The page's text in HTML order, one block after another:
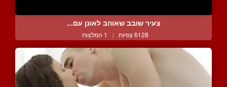
צעיר שובב שאוהב לאונן עם...
6128 צפיות | 1 המלצות